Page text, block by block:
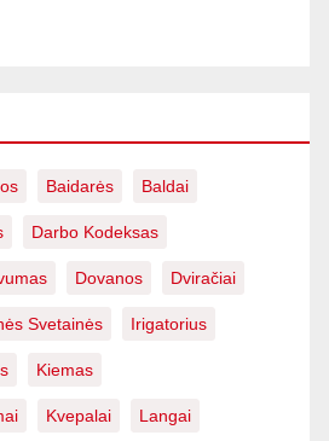
Baidarės Baldai
Darbo Kodeksas
Dovanos Dviračiai
Svetainės Irigatorius
Kiemas
Kvepalai Langai